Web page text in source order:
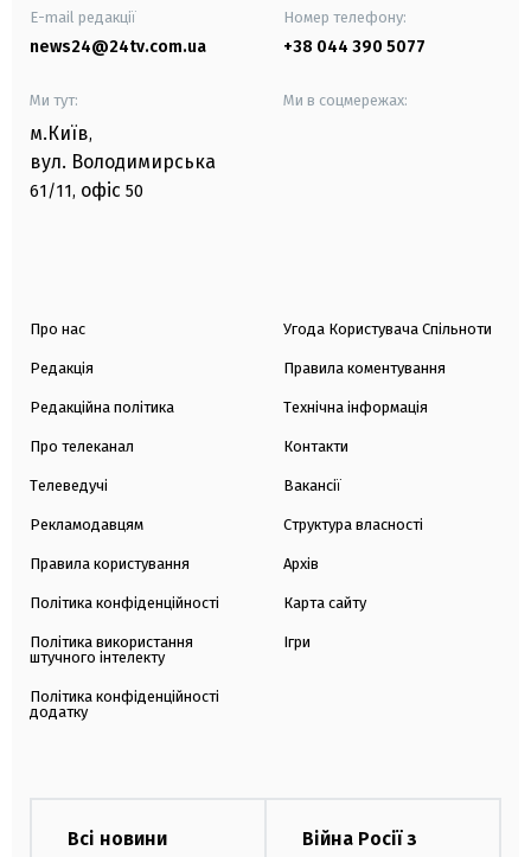
E-mail редакції
news24@24tv.com.ua
Номер телефону:
+38 044 390 5077
Ми тут:
м.Київ,
вул. Володимирська
61/11, офіс 50
Ми в соцмережах:
Про нас
Редакція
Редакційна політика
Про телеканал
Телеведучі
Рекламодавцям
Правила користування
Політика конфіденційності
Політика використання
штучного інтелекту
Політика конфіденційності
додатку
Угода Користувача Спільноти
Правила коментування
Технічна інформація
Контакти
Вакансії
Структура власності
Архів
Карта сайту
Ігри
Всі новини
Війна Росії з